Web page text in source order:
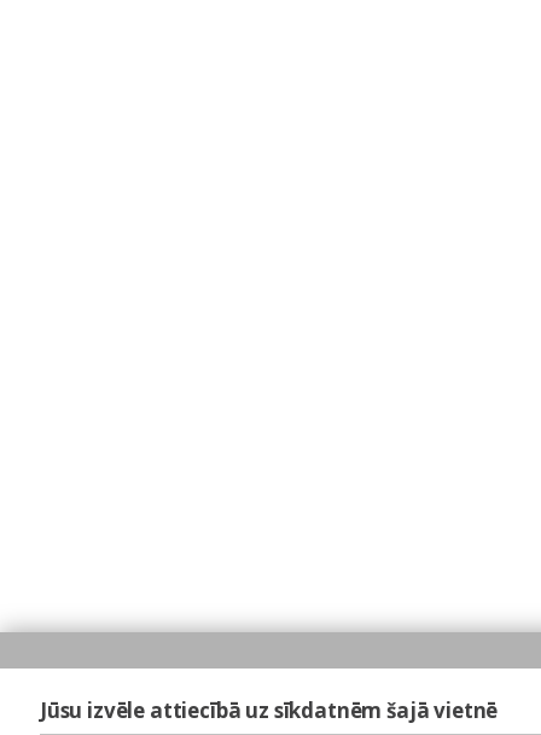
Jūsu izvēle attiecībā uz sīkdatnēm šajā vietnē